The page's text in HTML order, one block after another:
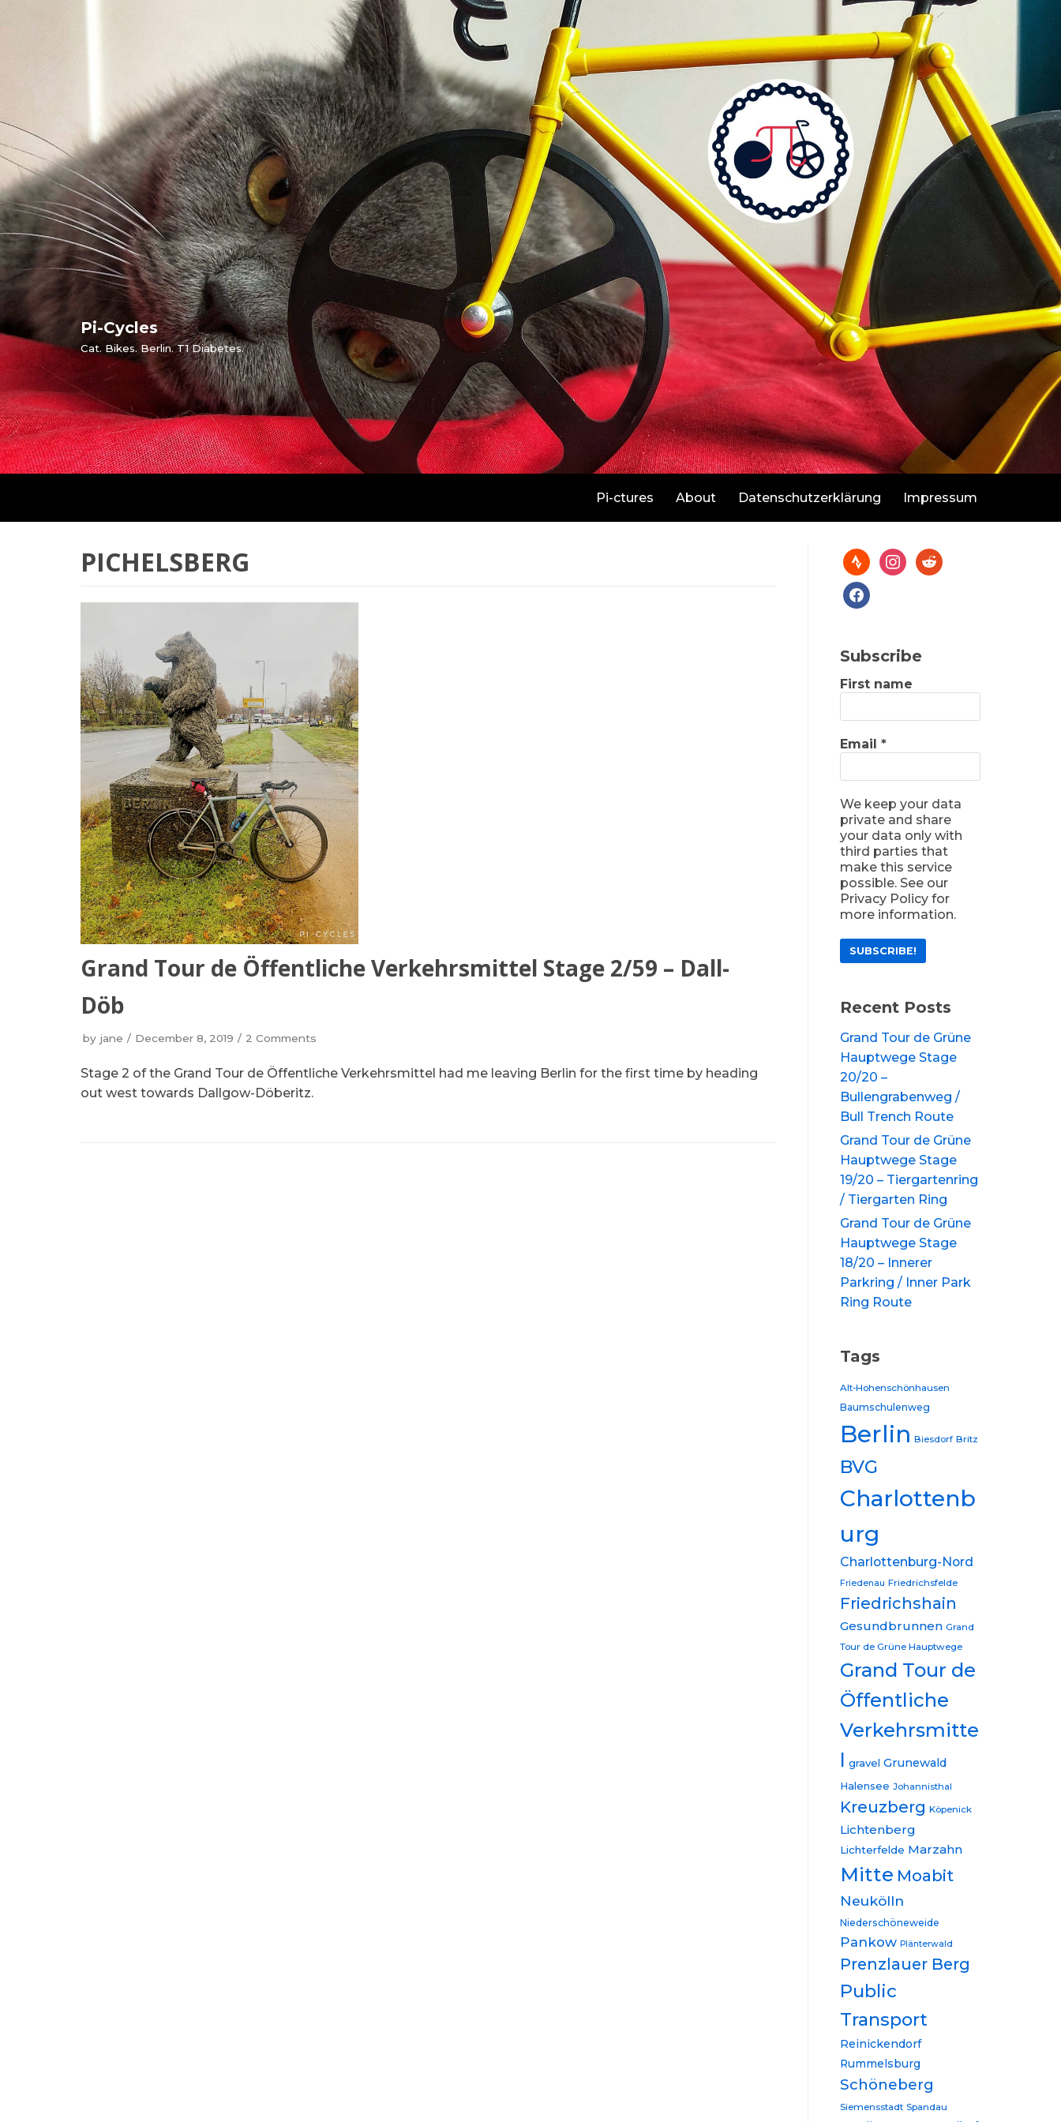
Pi-Cycles
Cat. Bikes. Berlin. T1 Diabetes.
Pi-ctures About Datenschutzerklärung Impressum
PICHELSBERG
Grand Tour de Öffentliche Verkehrsmittel Stage 2/59 – Dall-
Döb
by jane December 8, 2019 2 Comments
Stage 2 of the Grand Tour de Öffentliche Verkehrsmittel had me leaving Berlin for the first time by heading
out west towards Dallgow-Döberitz.
Subscribe
First name
Email *
We keep your data
private and share
your data only with
third parties that
make this service
possible. See our
Privacy Policy for
more information.
Recent Posts
Grand Tour de Grüne
Hauptwege Stage
20/20 –
Bullengrabenweg /
Bull Trench Route
Grand Tour de Grüne
Hauptwege Stage
19/20 – Tiergartenring
/ Tiergarten Ring
Grand Tour de Grüne
Hauptwege Stage
18/20 – Innerer
Parkring / Inner Park
Ring Route
Tags
Alt-Hohenschönhausen
Baumschulenweg
Berlin Biesdorf Britz
BVG
Charlottenb
urg
Charlottenburg-Nord
Friedenau Friedrichsfelde
Friedrichshain
Gesundbrunnen Grand
Tour de Grüne Hauptwege
Grand Tour de
Öffentliche
Verkehrsmitte
l gravel Grunewald
Halensee Johannisthal
Kreuzberg Köpenick
Lichtenberg
Lichterfelde Marzahn
Mitte Moabit
Neukölln
Niederschöneweide
Pankow Plänterwald
Prenzlauer Berg
Public
Transport
Reinickendorf
Rummelsburg
Schöneberg
Siemensstadt Spandau